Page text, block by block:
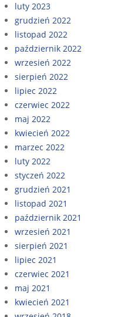
luty 2023
grudzień 2022
listopad 2022
październik 2022
wrzesień 2022
sierpień 2022
lipiec 2022
czerwiec 2022
maj 2022
kwiecień 2022
marzec 2022
luty 2022
styczeń 2022
grudzień 2021
listopad 2021
październik 2021
wrzesień 2021
sierpień 2021
lipiec 2021
czerwiec 2021
maj 2021
kwiecień 2021